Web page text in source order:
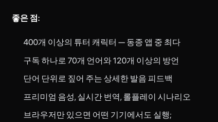
좋은 점:
400개 이상의 튜터 캐릭터 — 동종 앱 중 최다
구독 하나로 70개 언어와 120개 이상의 방언
단어 단위로 짚어 주는 상세한 발음 피드백
프리미엄 음성, 실시간 번역, 롤플레이 시나리오
브라우저만 있으면 어떤 기기에서도 실행;